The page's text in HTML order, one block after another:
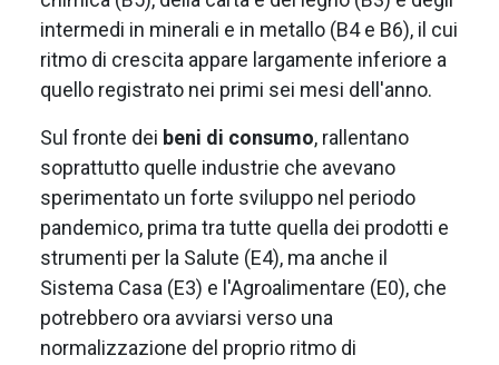
intermedi in minerali e in metallo (B4 e B6), il cui
ritmo di crescita appare largamente inferiore a
quello registrato nei primi sei mesi dell'anno.
Sul fronte dei beni di consumo, rallentano
soprattutto quelle industrie che avevano
sperimentato un forte sviluppo nel periodo
pandemico, prima tra tutte quella dei prodotti e
strumenti per la Salute (E4), ma anche il
Sistema Casa (E3) e l'Agroalimentare (E0), che
potrebbero ora avviarsi verso una
normalizzazione del proprio ritmo di